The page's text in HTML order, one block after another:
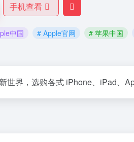
手机查看
中国 # Apple官网 # 苹果中国
世界，选购各式 iPhone、iPad、